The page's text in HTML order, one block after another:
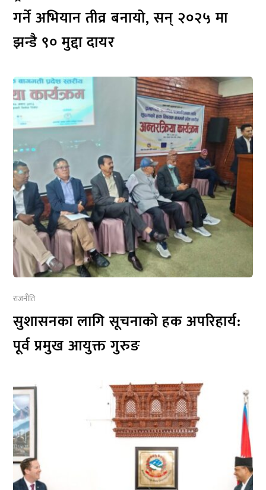
गर्ने अभियान तीव्र बनायो, सन् २०२५ मा
झन्डै ९० मुद्दा दायर
राजनीति
सुशासनका लागि सूचनाको हक अपरिहार्य:
पूर्व प्रमुख आयुक्त गुरुङ